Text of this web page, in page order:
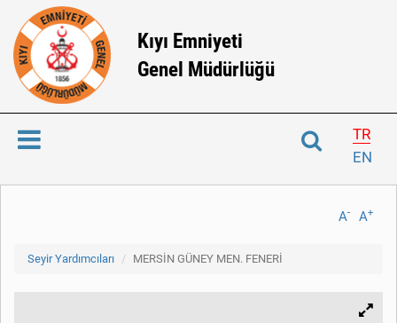
Kıyı Emniyeti
Genel Müdürlüğü
TR
EN
A+
A-
Seyir Yardımcıları MERSİN GÜNEY MEN. FENERİ